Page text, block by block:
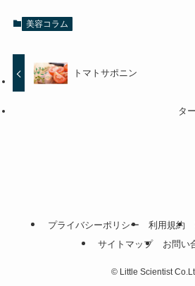
美容コラム
トマトサポニン
タ
プライバシーポリシー 利用規約
サイトマップ
お問い
© Little Scientist